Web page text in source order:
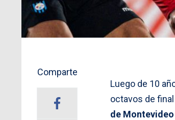
Comparte
Luego de 10
octavos de
de Montevideo